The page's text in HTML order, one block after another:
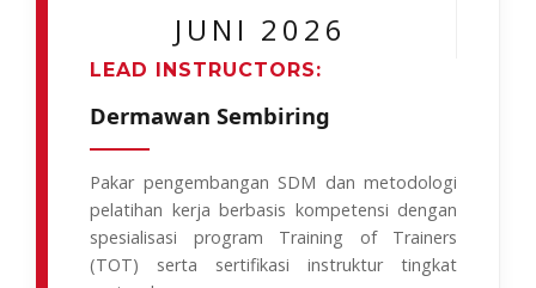
JUNI 2026
LEAD INSTRUCTORS:
Dermawan Sembiring
Pakar pengembangan SDM dan metodologi
pelatihan kerja berbasis kompetensi dengan
spesialisasi program Training of Trainers
(TOT) serta sertifikasi instruktur tingkat